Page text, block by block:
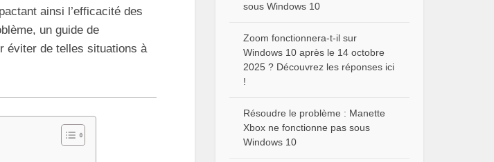
ainsi l’efficacité des
un guide de
éviter de telles situations à
sous Windows 10
Zoom fonctionnera-t-il sur
Windows 10 après le 14 octobre
2025 ? Découvrez les réponses ici
!
Résoudre le problème : Manette
Xbox ne fonctionne pas sous
Windows 10